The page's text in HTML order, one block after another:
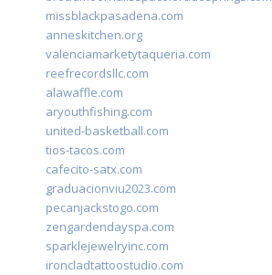
missblackpasadena.com
anneskitchen.org
valenciamarketytaqueria.com
reefrecordsllc.com
alawaffle.com
aryouthfishing.com
united-basketball.com
tios-tacos.com
cafecito-satx.com
graduacionviu2023.com
pecanjackstogo.com
zengardendayspa.com
sparklejewelryinc.com
ironcladtattoostudio.com